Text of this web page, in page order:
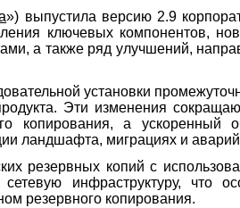
») выпустила версию 2.9
ключевых компонентов,
а также ряд улучшений,
установки
Эти изменения
копирования, а
ландшафта, миграциях и
резервных копий с
инфраструктуру, что
резервного копирования.